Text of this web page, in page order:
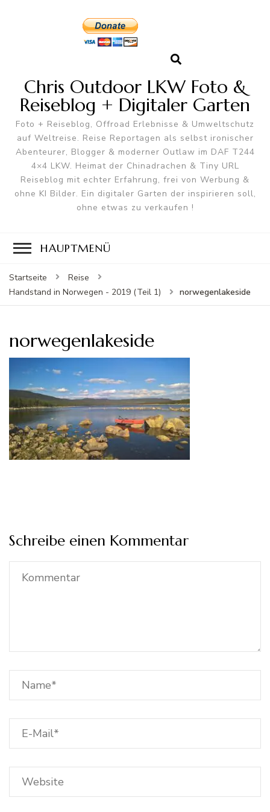
Chris Outdoor LKW Foto &
Reiseblog + Digitaler Garten
Foto + Reiseblog, Offroad Erlebnisse & Umweltschutz
auf Weltreise. Reise Reportagen als selbst ironischer
Abenteurer, Blogger & moderner Outlaw im DAF T244
4×4 LKW. Heimat der Chinadrachen & Tiny URL
Reiseblog mit echter Erfahrung, frei von Werbung &
ohne KI Bilder. Ein digitaler Garten der inspirieren soll,
ohne etwas zu verkaufen !
HAUPTMENÜ
Startseite
Reise
Handstand in Norwegen - 2019 (Teil 1)
norwegenlakeside
norwegenlakeside
Schreibe einen Kommentar